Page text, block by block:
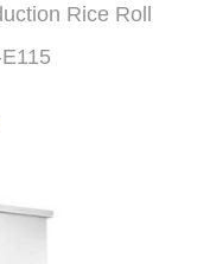
Rice Roll